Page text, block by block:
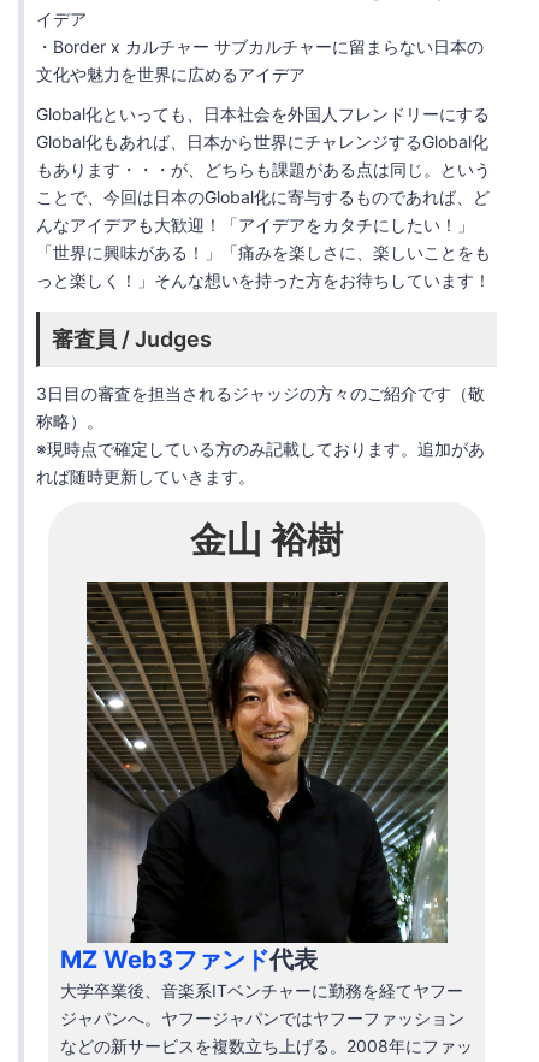
イデア
・Border x カルチャー サブカルチャーに留まらない日本の
文化や魅力を世界に広めるアイデア
Global化といっても、日本社会を外国人フレンドリーにする
Global化もあれば、日本から世界にチャレンジするGlobal化
もあります・・・が、どちらも課題がある点は同じ。という
ことで、今回は日本のGlobal化に寄与するものであれば、ど
んなアイデアも大歓迎！「アイデアをカタチにしたい！」
「世界に興味がある！」「痛みを楽しさに、楽しいことをも
っと楽しく！」そんな想いを持った方をお待ちしています！
審査員 / Judges
3日目の審査を担当されるジャッジの方々のご紹介です（敬
称略）。
※現時点で確定している方のみ記載しております。追加があ
れば随時更新していきます。
金山 裕樹
MZ Web3ファンド代表
大学卒業後、音楽系ITベンチャーに勤務を経てヤフー
ジャパンへ。ヤフージャパンではヤフーファッション
などの新サービスを複数立ち上げる。2008年にファッ